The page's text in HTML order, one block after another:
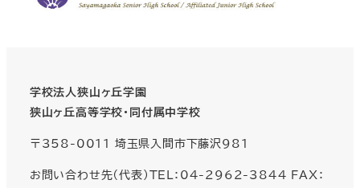
学校法人狭山ヶ丘学園
狭山ヶ丘高等学校・同付属中学校
〒358-0011 埼玉県入間市下藤沢981
お問い合わせ先（代表）TEL：04-2962-3844 FAX：